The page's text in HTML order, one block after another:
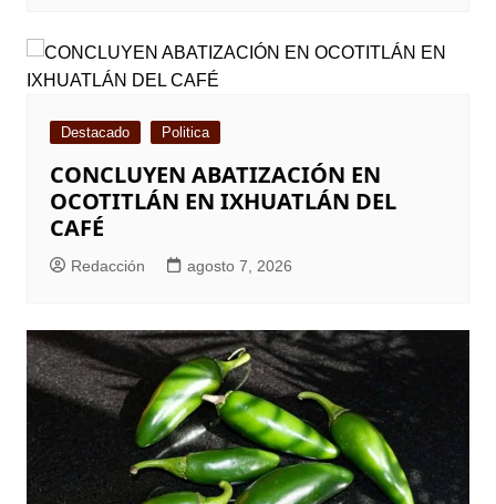
Destacado Politica
CONCLUYEN ABATIZACIÓN EN
OCOTITLÁN EN IXHUATLÁN DEL
CAFÉ
Redacción agosto 7, 2026